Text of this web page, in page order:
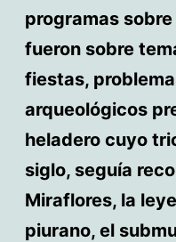
programas
fueron sobre
fiestas,
arqueológicos
heladero cuyo
siglo, seguía
Miraflores, la
piurano, el